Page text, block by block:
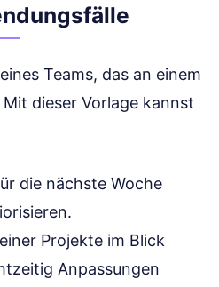
Teams, das an einem
dieser Vorlage kannst
die nächste Woche
Projekte im Blick
Anpassungen